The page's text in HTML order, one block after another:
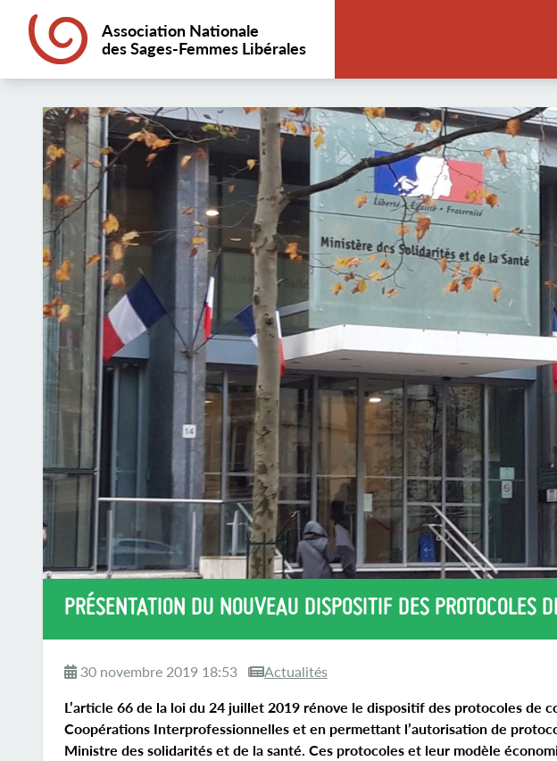
Association Nationale
des Sages-Femmes Libérales
PRÉSENTATION DU NOUVEAU DISPOSITIF DES PROTOCOLES
30 novembre 2019 18:53 Actualités
L’article 66 de la loi du 24 juillet 2019 rénove le dispositif des protocoles de
Coopérations Interprofessionnelles et en permettant l’autorisation de
Ministre des solidarités et de la santé. Ces protocoles et leur modèle